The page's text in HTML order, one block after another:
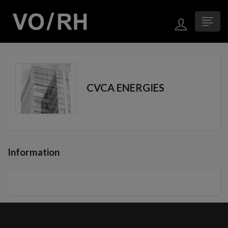
CVCA ENERGIES
Information